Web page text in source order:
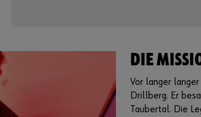
DIE
Vor langer
Drillberg. Er
Taubertal. Die